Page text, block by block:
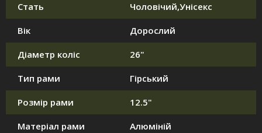
Стать Чоловічий,Унісекс
Вік Дорослий
Діаметр коліс 26"
Тип рами Гірський
Розмір рами 12.5"
Матеріал рами Алюміній